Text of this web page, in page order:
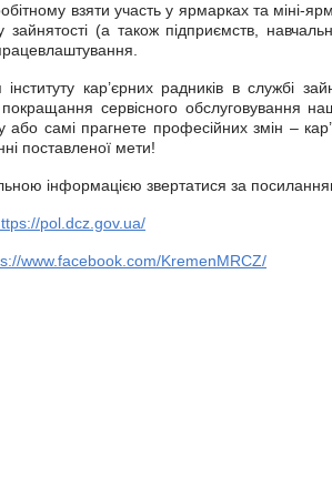
взяти участь у ярмарках та міні-
зайнятості (а також підприємств,
кар’єрних радників в службі
сервісного обслуговування
або самі прагнете професійних змін –
поставленої мети!
інформацією звертатися за
pol.dcz.gov.ua/
www.facebook.com/KremenMRCZ/